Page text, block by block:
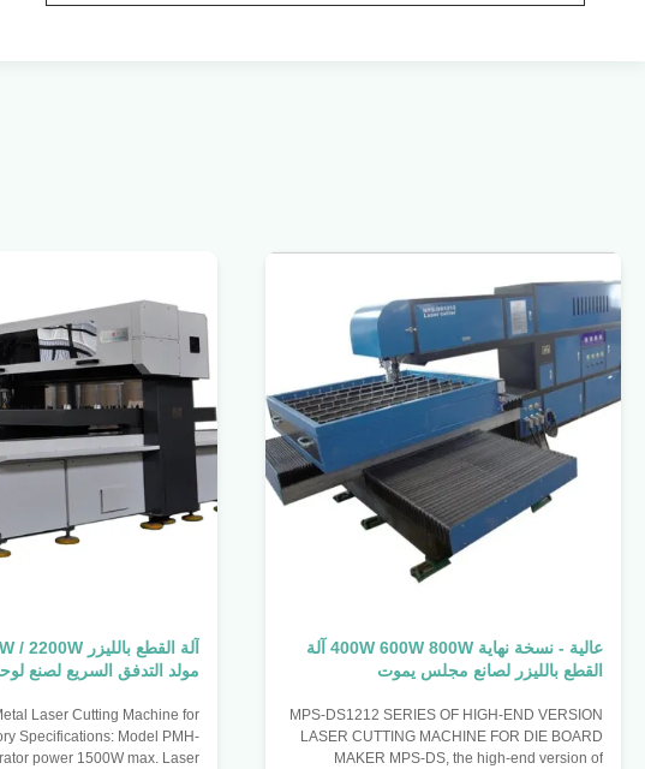
عالية - نسخة نهاية 400W 600W 800W آلة
القطع بالليزر لصانع مجلس يموت
MPS-DS1212 SERIES OF HIGH-END VERSION
LASER CUTTING MACHINE FOR DIE BOARD
MAKER MPS-DS, the high-end version of
مولد التدفق السريع لصنع
Specifications: Model PMH-
power 1500W max. Laser